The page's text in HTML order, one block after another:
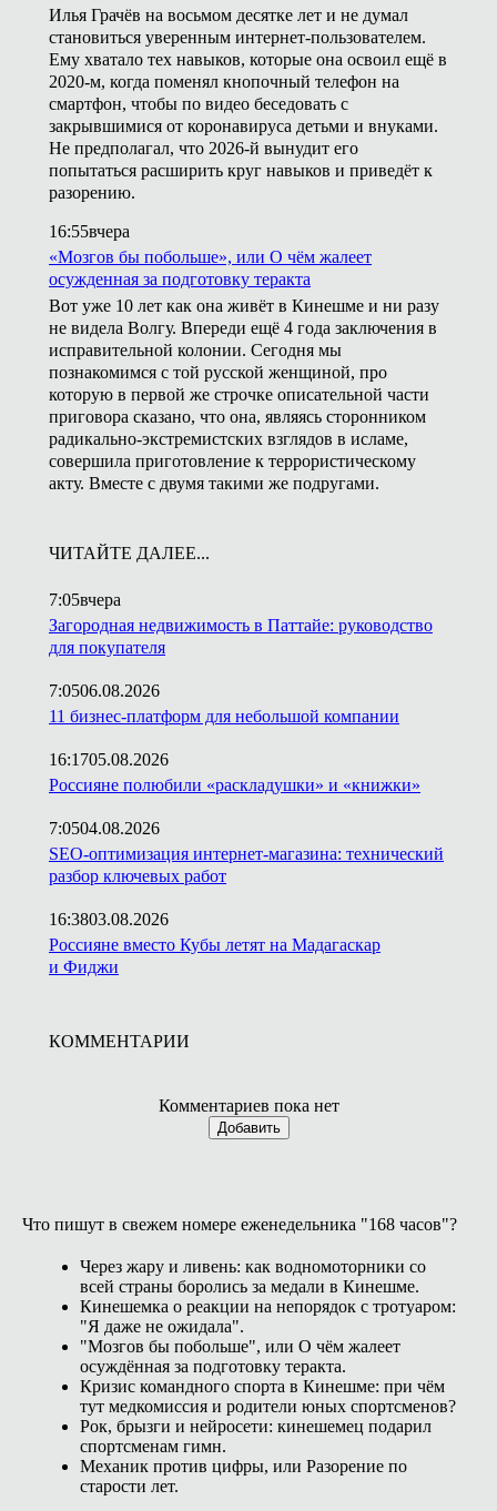
Илья Грачёв на восьмом десятке лет и не думал
становиться уверенным интернет-пользователем.
Ему хватало тех навыков, которые она освоил ещё в
2020-м, когда поменял кнопочный телефон на
смартфон, чтобы по видео беседовать с
закрывшимися от коронавируса детьми и внуками.
Не предполагал, что 2026-й вынудит его
попытаться расширить круг навыков и приведёт к
разорению.
16:55вчера
«Мозгов бы побольше», или О чём жалеет
осужденная за подготовку теракта
Вот уже 10 лет как она живёт в Кинешме и ни разу
не видела Волгу. Впереди ещё 4 года заключения в
исправительной колонии. Сегодня мы
познакомимся с той русской женщиной, про
которую в первой же строчке описательной части
приговора сказано, что она, являясь сторонником
радикально-экстремистских взглядов в исламе,
совершила приготовление к террористическому
акту. Вместе с двумя такими же подругами.
ЧИТАЙТЕ ДАЛЕЕ...
7:05вчера
Загородная недвижимость в Паттайе: руководство
для покупателя
7:0506.08.2026
11 бизнес-платформ для небольшой компании
16:1705.08.2026
Россияне полюбили «раскладушки» и «книжки»
7:0504.08.2026
SEO-оптимизация интернет-магазина: технический
разбор ключевых работ
16:3803.08.2026
Россияне вместо Кубы летят на Мадагаскар
и Фиджи
КОММЕНТАРИИ
Комментариев пока нет
Добавить
Что пишут в свежем номере еженедельника "168 часов"?
Через жару и ливень: как водномоторники со
всей страны боролись за медали в Кинешме.
Кинешемка о реакции на непорядок с тротуаром:
"Я даже не ожидала".
"Мозгов бы побольше", или О чём жалеет
осуждённая за подготовку теракта.
Кризис командного спорта в Кинешме: при чём
тут медкомиссия и родители юных спортсменов?
Рок, брызги и нейросети: кинешемец подарил
спортсменам гимн.
Механик против цифры, или Разорение по
старости лет.